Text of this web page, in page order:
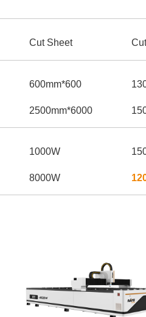
Cut Sheet
600*600mm
6000*2500mm
1000W
8000W